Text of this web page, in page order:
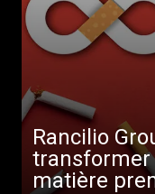
Rancilio
transformer
matière